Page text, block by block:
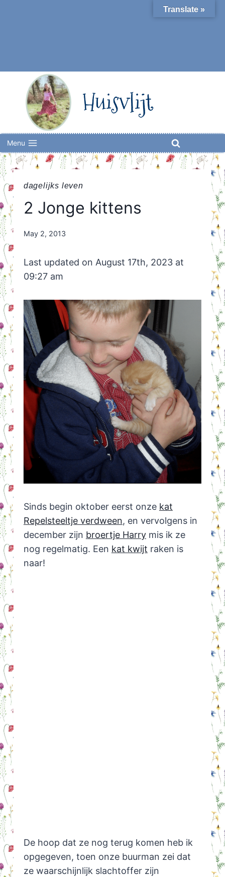
Huisvlijt
Menu
dagelijks leven
2 Jonge kittens
By
May 2, 2013
Last updated on August 17th, 2023 at
09:27 am
Sinds begin oktober eerst onze kat
Repelsteeltje verdween, en vervolgens in
december zijn broertje Harrymis ik ze
nog regelmatig. Een kat kwijt raken is
naar!
De hoop dat ze nog terug komen heb ik
opgegeven, toen onze buurman zei dat
ze waarschijnlijk slachtoffer zijn
Translate »